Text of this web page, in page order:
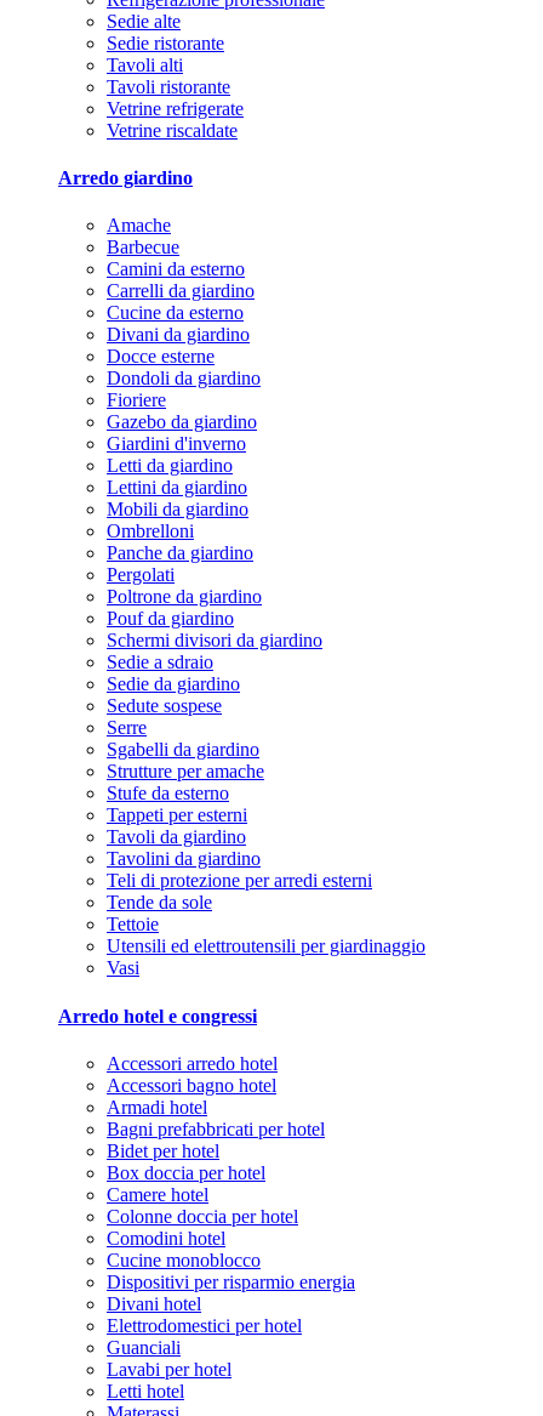
Sedie alte
Sedie ristorante
Tavoli alti
Tavoli ristorante
Vetrine refrigerate
Vetrine riscaldate
Arredo giardino
Amache
Barbecue
Camini da esterno
Carrelli da giardino
Cucine da esterno
Divani da giardino
Docce esterne
Dondoli da giardino
Fioriere
Gazebo da giardino
Giardini d'inverno
Letti da giardino
Lettini da giardino
Mobili da giardino
Ombrelloni
Panche da giardino
Pergolati
Poltrone da giardino
Pouf da giardino
Schermi divisori da giardino
Sedie a sdraio
Sedie da giardino
Sedute sospese
Serre
Sgabelli da giardino
Strutture per amache
Stufe da esterno
Tappeti per esterni
Tavoli da giardino
Tavolini da giardino
Teli di protezione per arredi esterni
Tende da sole
Tettoie
Utensili ed elettroutensili per giardinaggio
Vasi
Arredo hotel e congressi
Accessori arredo hotel
Accessori bagno hotel
Armadi hotel
Bagni prefabbricati per hotel
Bidet per hotel
Box doccia per hotel
Camere hotel
Colonne doccia per hotel
Comodini hotel
Cucine monoblocco
Dispositivi per risparmio energia
Divani hotel
Elettrodomestici per hotel
Guanciali
Lavabi per hotel
Letti hotel